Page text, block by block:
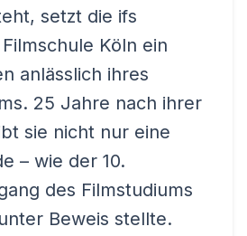
setzt die ifs
Köln ein
anlässlich ihres
25 Jahre nach ihrer
sie nicht nur eine
– wie der 10.
des Filmstudiums
Beweis stellte.